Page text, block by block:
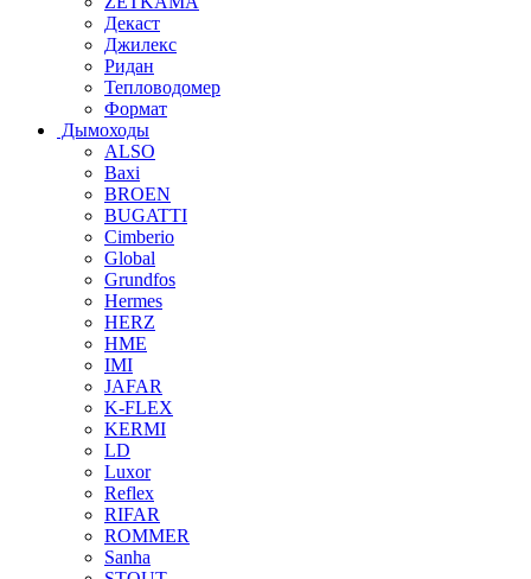
Декаст
Джилекс
Ридан
Тепловодомер
Формат
Дымоходы
ALSO
Baxi
BROEN
BUGATTI
Cimberio
Global
Grundfos
Hermes
HERZ
HME
IMI
JAFAR
K-FLEX
KERMI
LD
Luxor
Reflex
RIFAR
ROMMER
Sanha